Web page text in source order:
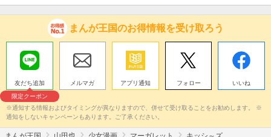
まんが王国のお得情報を受け取ろう
友だち追加
限定クーポン
メルマガ アプリ通知 フォロー いいね
※通知する情報およびタイミングが異なりますので、併せて受け取ることをお勧めします。 ※
通知をしないキャンペーンもあります。ご了承ください。